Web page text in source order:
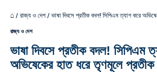
⌂ / রাজ্য ও দেশ / ভাষা দিবসে প্রতীক বদল! সিপিএম ত্যাগ করে অভিষেকের
রাজ্য ও দেশ
ভাষা দিবসে প্রতীক বদল! সিপিএম
অভিষেকের হাত ধরে তৃণমূলে প্রতীক